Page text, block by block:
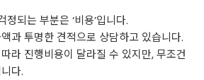
되는 부분은 ‘비용’입니다.
과 투명한 견적으로 상담하고 있습니다.
라 진행비용이 달라질 수 있지만, 무조건
다.